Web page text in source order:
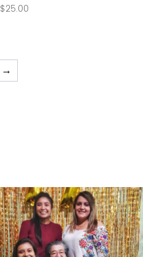
$25.00
→